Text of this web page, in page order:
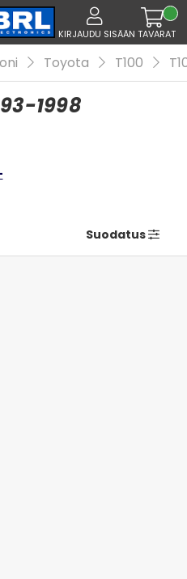
KIRJAUDU SISÄÄN TAVARAT
Toyota T100
1998
Suodatus